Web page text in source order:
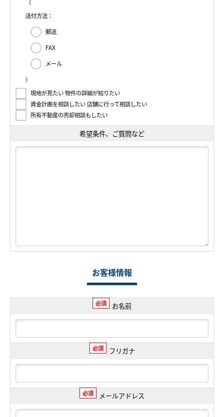
（
送付方法：
郵送
FAX
メール
）
現地が見たい 物件の詳細が知りたい
資金計画を相談したい 店舗に行って相談したい
所有不動産の売却相談もしたい
希望条件、ご質問など
お客様情報
必須 お名前
必須 フリガナ
必須 メールアドレス